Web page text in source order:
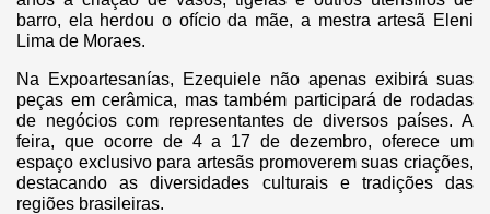
barro, ela herdou o ofício da mãe, a mestra artesã Eleni
Lima de Moraes.
Na Expoartesanías, Ezequiele não apenas exibirá suas
peças em cerâmica, mas também participará de rodadas
de negócios com representantes de diversos países. A
feira, que ocorre de 4 a 17 de dezembro, oferece um
espaço exclusivo para artesãs promoverem suas criações,
destacando as diversidades culturais e tradições das
regiões brasileiras.